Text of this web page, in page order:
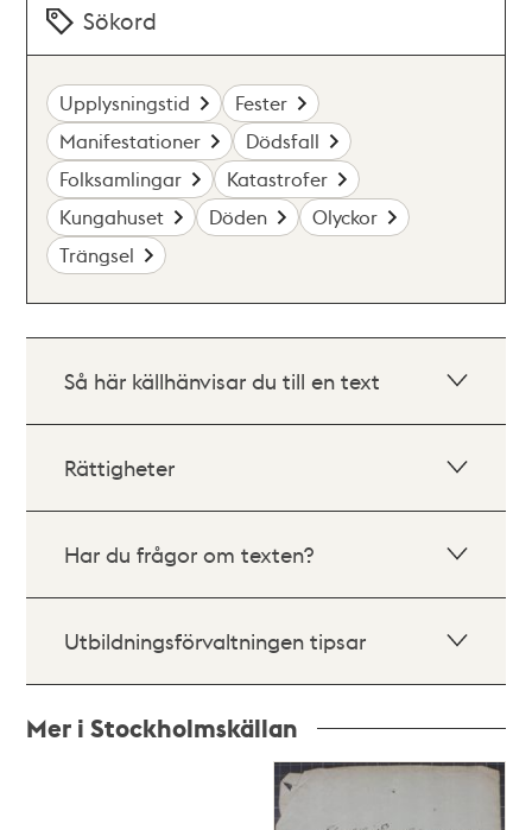
Sökord
Upplysningstid
Fester
Manifestationer
Dödsfall
Folksamlingar
Katastrofer
Kungahuset
Döden
Olyckor
Trängsel
Så här källhänvisar du till en text
Rättigheter
Har du frågor om texten?
Utbildningsförvaltningen tipsar
Mer i Stockholmskällan